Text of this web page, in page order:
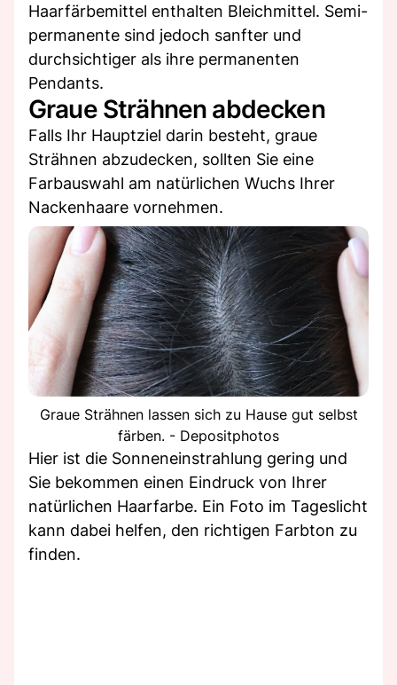
Haarfärbemittel enthalten Bleichmittel. Semi-
permanente sind jedoch sanfter und
durchsichtiger als ihre permanenten
Pendants.
Graue Strähnen abdecken
Falls Ihr Hauptziel darin besteht, graue
Strähnen abzudecken, sollten Sie eine
Farbauswahl am natürlichen Wuchs Ihrer
Nackenhaare vornehmen.
Graue Strähnen lassen sich zu Hause gut selbst
färben. - Depositphotos
Hier ist die Sonneneinstrahlung gering und
Sie bekommen einen Eindruck von Ihrer
natürlichen Haarfarbe. Ein Foto im Tageslicht
kann dabei helfen, den richtigen Farbton zu
finden.